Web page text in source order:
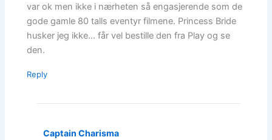
var ok men ikke i nærheten så engasjerende som de
gode gamle 80 talls eventyr filmene. Princess Bride
husker jeg ikke… får vel bestille den fra Play og se
den.
Reply
Captain Charisma